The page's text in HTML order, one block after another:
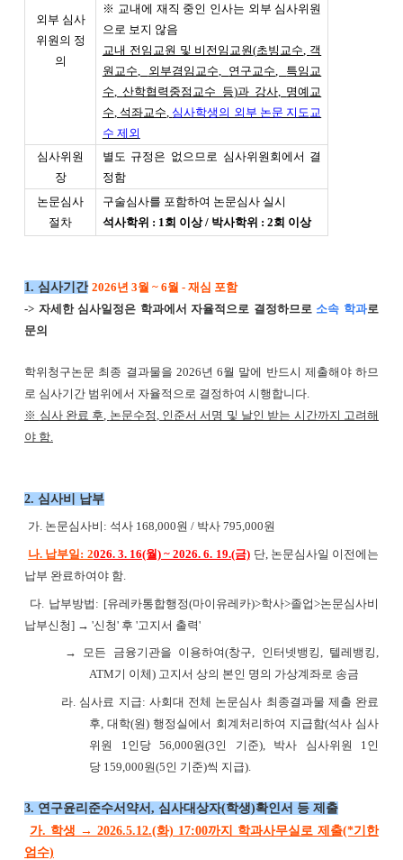
외부 심사
위원의 정
의
※ 교내에 재직 중인 인사는 외부 심사위원
으로 보지 않음
교내 전임교원 및 비전임교원(초빙교수 객
원교수
외부겸임교수 연구교수
특임교
수 ,산학협력중점교수 등)과 강사, 명예교
수 석좌교수 심사학생의 외부 논문 지도교
수 제외
심사위원
장
별도 규정은 없으므로 심사위원회에서 결
정함
논문심사
절차
구술심사를 포함하여 논문심사 실시
석사학위 : 1회 이상 / 박사학위 : 2회 이상
1. 심사기간 2026년 3월 ~ 6월 - 재심 포함
-> 자세한 심사일정은 학과에서 자율적으로 결정하므로 소속 학과로
문의
학위청구논문 최종 결과물을 2026년 6월 말에 반드시 제출해야 하므
로 심사기간 범위에서 자율적으로 결정하여 시행합니다.
※ 심사 완료 후 논문수정 인준서 서명 및 날인 받는 시간까지 고려해
야 함
2. 심사비 납부
가. 논문심사비: 석사 168,000원 / 박사 795,000원
나. 납부일: 2026. 3. 16(월) ~ 2026. 6. 19.(금) 단, 논문심사일 이전에는
납부 완료하여야 함.
다. 납부방법: [유레카통합행정(마이유레카)>학사>졸업>논문심사비
납부신청] → '신청' 후 '고지서 출력'
→ 모든 금융기관을 이용하여(창구, 인터넷뱅킹, 텔레뱅킹,
ATM기 이체) 고지서 상의 본인 명의 가상계좌로 송금
라. 심사료 지급: 사회대 전체 논문심사 최종결과물 제출 완료
후, 대학(원) 행정실에서 회계처리하여 지급함(석사 심사
위원 1인당 56,000원(3인 기준), 박사 심사위원 1인
당 159,000원(5인 기준)씩 지급).
3. 연구윤리준수서약서, 심사대상자(학생)확인서 등 제출
가. 학생 → 2026.5.12.(화) 17:00까지 학과사무실로 제출(*기한
엄수)